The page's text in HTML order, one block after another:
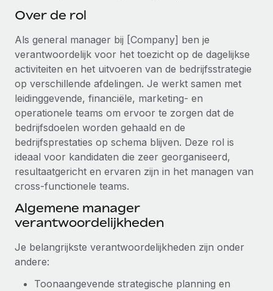
Compliance Watchtower
Apparaatbeheer
Lever en track wereldwijd IT-middelen
Entiteiten oprichten
Stel snel compliant entiteiten op
Mobiliteit en overplaatsing
Plaats werknemers moeiteloos over
Secundaire arbeidsvoorwaarden
Eenvoudig secundaire arbeidsvoorwaarden
beheren
Global Payroll
EOR en PEO
Contractor Management
Belastingen
Naar de blog
BLOG
Productupdates van Remote: Gusto- en Xero-
integraties en Contractor Management Plus
Het blijft de missie van Remote om alle soorten bedrijven
te helpen bij het aannemen, beheren en...
Meer informatie
Over de rol
Als general manager bij [Company] ben je
verantwoordelijk voor het toezicht op de dagelijkse
activiteiten en het uitvoeren van de bedrijfsstrategie
op verschillende afdelingen. Je werkt samen met
leidinggevende, financiële, marketing- en
operationele teams om ervoor te zorgen dat de
bedrijfsdoelen worden gehaald en de
bedrijfsprestaties op schema blijven. Deze rol is
ideaal voor kandidaten die zeer georganiseerd,
resultaatgericht en ervaren zijn in het managen van
cross-functionele teams.
Algemene manager
verantwoordelijkheden
Je belangrijkste verantwoordelijkheden zijn onder
andere:
Toonaangevende strategische planning en